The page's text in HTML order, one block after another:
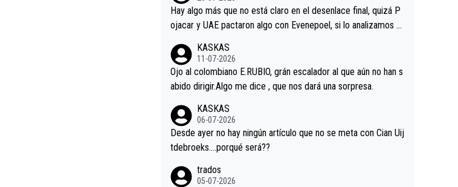
en la que era capaz de controlar el miedo", recordó."
Hay algo más que no está claro en el desenlace final, quizá P
ojacar y UAE pactaron algo con Evenepoel, si lo analizamos P
casi sin pedalear, luego está el saludo con Evenepoel dándose
la mano de una manera muy fraternal, más allá de los típicos t
oques en el hombro con que saludaba a Vingegard. Ahí hubo u
o aprieta, a ver si por querer poner a Del Toro con calzador e
n posición de podio UAE y Pojacar se van complicar el tour.
KASKAS
11-07-2026
Ojo al colombiano E.RUBIO, grán escalador al que aún no han s
abido dirigir.Algo me dice , que nos dará una sorpresa.
KASKAS
06-07-2026
Desde ayer no hay ningún artículo que no se meta con Cian Uij
tdebroeks….porqué será??
trados
05-07-2026